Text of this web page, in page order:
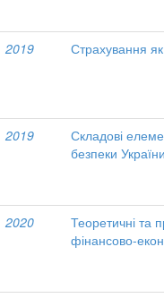
2019 Страхування
2019
Складові
безпеки України
2020
Теоретичні та
фінансово-